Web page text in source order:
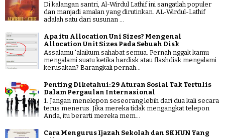
Di kalangan santri, Al-Wirdul Lathif ini sangatlah populer
dan manjadi amalan yang dirutinkan. AL-Wirdul-Lathif
adalah satu dari susunan ...
Apa itu Allocation Uni Sizes? Mengenal
Allocation Unit Sizes Pada Sebuah Disk
Assalamu 'alaikum sahabat semua. Pernah nggak kamu
mengalami suatu ketika hardisk atau flashdisk mengalami
kerusakan? Barangkali pernah...
Penting Diketahui: 29 Aturan Sosial Tak Tertulis
Dalam Pergaulan Internasional
1. Jangan menelepon seseorang lebih dari dua kali secara
terus menerus. Jika mereka tidak mengangkat telepon
Anda, itu berarti mereka mem...
Cara Mengurus Ijazah Sekolah dan SKHUN Yang